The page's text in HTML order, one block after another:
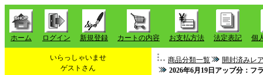
ホーム ログイン 新規登録 カートの内容 お支払方法 法定表記 個
いらっしゃいませ
ゲストさん
商品分類一覧
開封済みレ
2026年6月19日アップ分：フ